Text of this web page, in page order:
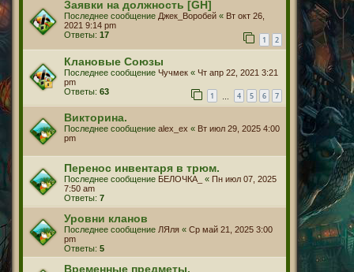
Заявки на должность [GH]
Последнее сообщение Джек_Воробей « Вт окт 26,
2021 9:14 pm
Ответы: 17 1 2
Клановые Союзы
Последнее сообщение Чучмек « Чт апр 22, 2021 3:21
pm
Ответы: 63 1 4 5 6 7
Викторина.
Последнее сообщение alex_ex « Вт июл 29, 2025 4:00
pm
Перенос инвентаря в трюм.
Последнее сообщение БЕЛОЧКА_ « Пн июл 07, 2025
7:50 am
Ответы: 7
Уровни кланов
Последнее сообщение ЛЯля « Ср май 21, 2025 3:00
pm
Ответы: 5
Временные предметы.